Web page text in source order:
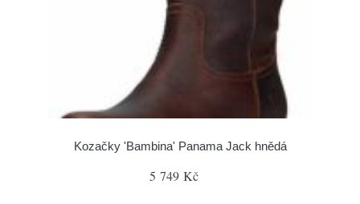
Kozačky 'Bambina' Panama Jack hnědá
5 749 Kč